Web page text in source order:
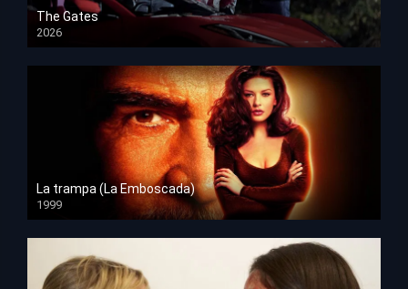
The Gates
2026
HD 1080p
La trampa (La Emboscada)
1999
HD 1080p